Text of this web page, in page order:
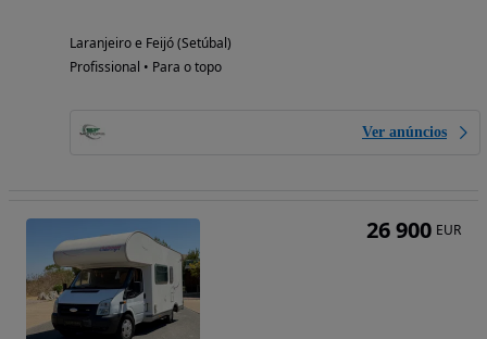
Laranjeiro e Feijó (Setúbal)
Profissional • Para o topo
Ver anúncios
26 900 EUR